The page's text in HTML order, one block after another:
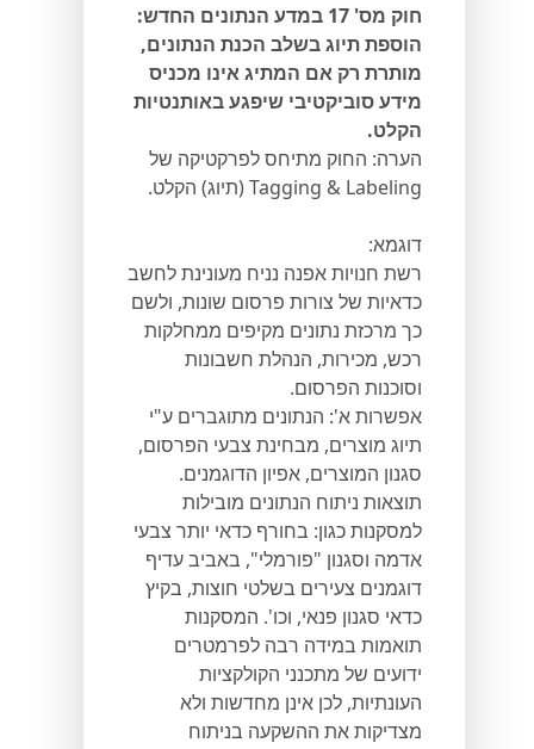
חוק מס' 17 במדע הנתונים החדש:
הוספת תיוג בשלב הכנת הנתונים,
מותרת רק אם המתיג אינו מכניס
מידע סוביקטיבי שיפגע באותנטיות
הקלט.
הערה: החוק מתיחס לפרקטיקה של
Tagging & Labeling (תיוג) הקלט.
דוגמא:
רשת חנויות אפנה נניח מעונינת לחשב
כדאיות של צורות פרסום שונות, ולשם
כך מרכזת נתונים מקיפים ממחלקות
רכש, מכירות, הנהלת חשבונות
וסוכנות הפרסום.
אפשרות א': הנתונים מתוגברים ע"י
תיוג מוצרים, מבחינת צבעי הפרסום,
סגנון המוצרים, אפיון הדוגמנים.
תוצאות ניתוח הנתונים מובילות
למסקנות כגון: בחורף כדאי יותר צבעי
אדמה וסגנון "פורמלי", באביב עדיף
דוגמנים צעירים בשלטי חוצות, בקיץ
כדאי סגנון פנאי, וכו'. המסקנות
תואמות במידה רבה לפרמטרים
ידועים של מתכנני הקולקציות
העונתיות, לכן אינן מחדשות ולא
מצדיקות את ההשקעה בניתוח